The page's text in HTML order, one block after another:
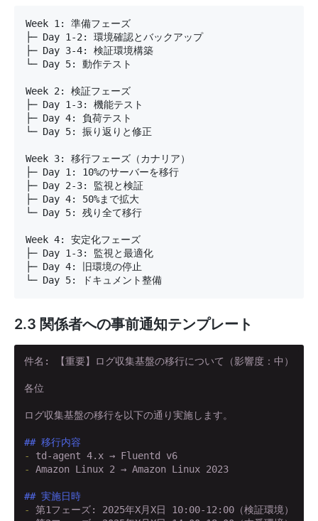
Week 1: 準備フェーズ
├─ Day 1-2: 環境確認とバックアップ
├─ Day 3-4: 検証環境構築
└─ Day 5: 動作テスト
Week 2: 検証フェーズ
├─ Day 1-3: 機能テスト
├─ Day 4: 負荷テスト
└─ Day 5: 振り返りと修正
Week 3: 移行フェーズ（カナリア）
├─ Day 1: 10%のサーバーを移行
├─ Day 2-3: 監視と検証
├─ Day 4: 50%まで拡大
└─ Day 5: 残り全て移行
Week 4: 安定化フェーズ
├─ Day 1-3: 監視と最適化
├─ Day 4: 旧環境の停止
└─ Day 5: ドキュメント整備
2.3 関係者への事前通知テンプレート
件名: 【重要】ログ収集基盤の移行について（影響度：中）
各位
ログ収集基盤の移行を以下の通り実施します。
## 移行内容
-
td-agent 4.x → Fluentd v6
- Amazon Linux 2 → Amazon Linux 2023
## 実施日時
-